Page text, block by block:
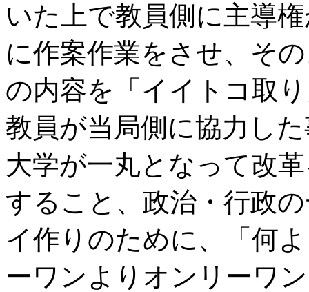
いた上で教員側に主導
に作案作業をさせ、そ
の内容を「イイトコ取
教員が当局側に協力し
大学が一丸となって改
すること、政治・行政
イ作りのために、「何
ーワンよりオンリーワ